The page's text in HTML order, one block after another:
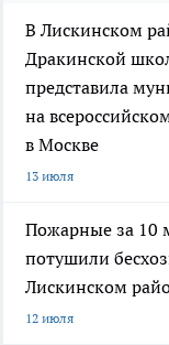
В Лискинском
Дракинской
представила
на
в Москве
13 июля
Пожарные за 10
потушили
Лискинском
12 июля